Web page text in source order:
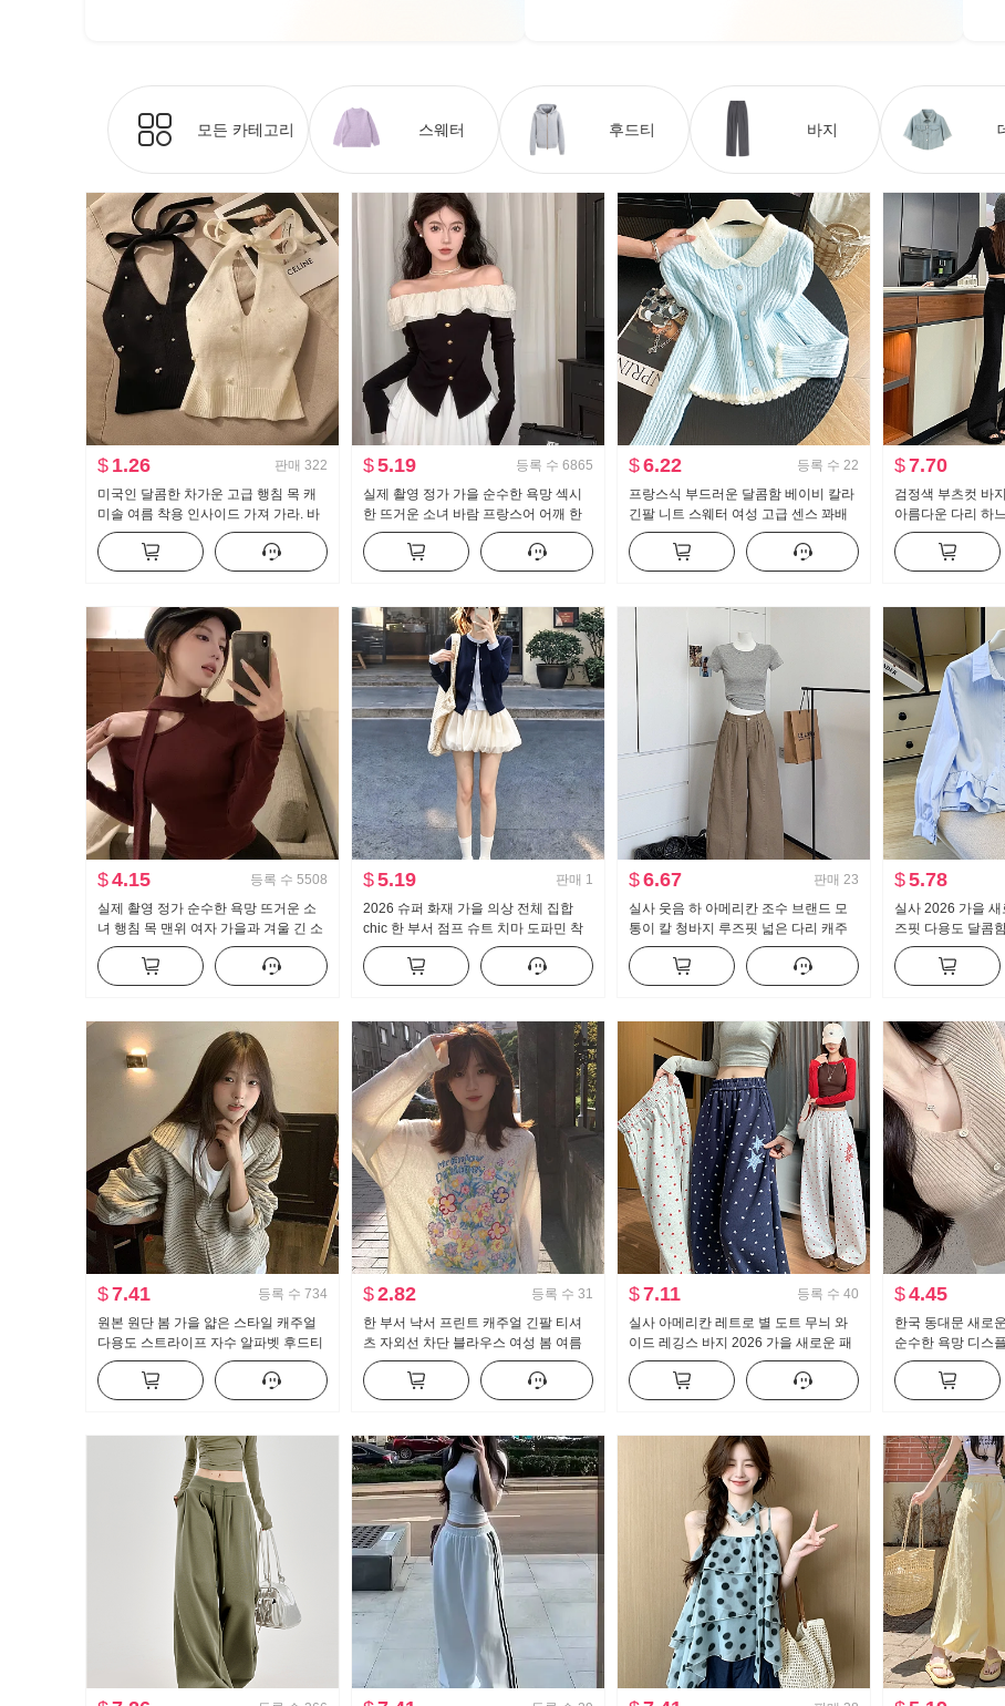
모든 카테고리 스웨터 후드티 바지
$ 1.26 판매 322
미국인 달콤한 차가운 고급 행침 목 캐
미솔 여름 착용 인사이드 가져 가라. 바
지를 입는 셔츠 뜨거운 소녀 뜨개질 튜
브 톱 맨위
$5.19 등록 수 6865
실제 촬영 정가 가을 순수한 욕망 섹시
한 뜨거운 소녀 바람 프랑스어 어깨 한
개 긴 소매 티셔츠 여자 프릴 허리 맨위
$6.22 등록 수 22
프랑스식 부드러운 달콤함 베이비 칼라
긴팔 니트 스웨터 여성 고급 센스 꽈배
기 스웨터 몸매 가꾸기 슬림해 보이는
맨위
$7.70
검정색 부츠컷 바
아름다운 다리 하
트 수퍼 모델 바지
캐주얼 나팔 슬랙스
$4.15 등록 수 5508
실제 촬영 정가 순수한 욕망 뜨거운 소
녀 행침 목 맨위 여자 가을과 겨울 긴 소
매 티셔츠 고급 센스 디스플레이 몸 인
사이드 가져 가라. 바지를 입는 셔츠
$5.19 판매 1
2026 슈퍼 화재 가을 의상 전체 집합
chic 한 부서 점프 슈트 치마 도파민 착
용 가져 가라. 달콤함 학원 스타일 세트
여성
$6.67 판매 23
실사 웃음 하 아메리칸 조수 브랜드 모
통이 칼 청바지 루즈핏 넓은 다리 캐주
얼 바지
$5.78
실사 2026 가을
즈핏 다용도 달콤
긴팔 셔츠 여성 셔츠
$7.41 등록 수 734
원본 원단 봄 가을 얇은 스타일 캐주얼
다용도 스트라이프 자수 알파벳 후드티
재킷
$2.82 등록 수 31
한 부서 낙서 프린트 캐주얼 긴팔 티셔
츠 자외선 차단 블라우스 여성 봄 여름
루즈핏 느긋한 차가운 센스 라운드 넥
맨위
$7.11 등록 수 40
실사 아메리칸 레트로 별 도트 무늬 와
이드 레깅스 바지 2026 가을 새로운 패
션 루즈핏 슬림해 보이는 캐주얼 바지
$4.45
한국 동대문 새로
순수한 욕망 디스
버클 반팔 니트 티